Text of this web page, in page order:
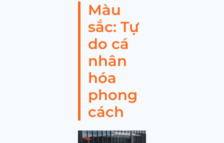
Màu
sắc: Tự
do cá
nhân
hóa
phong
cách